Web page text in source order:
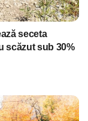
seceta
scăzut sub 30%